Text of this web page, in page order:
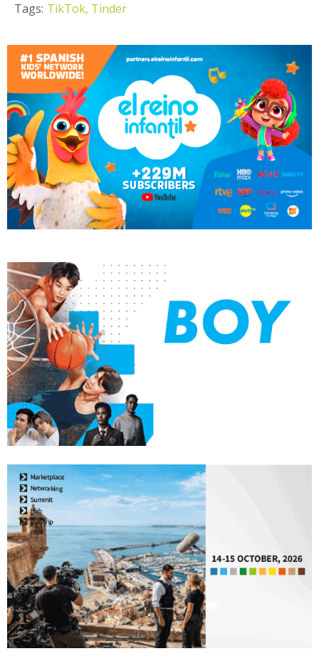
Tags: TikTok, Tinder